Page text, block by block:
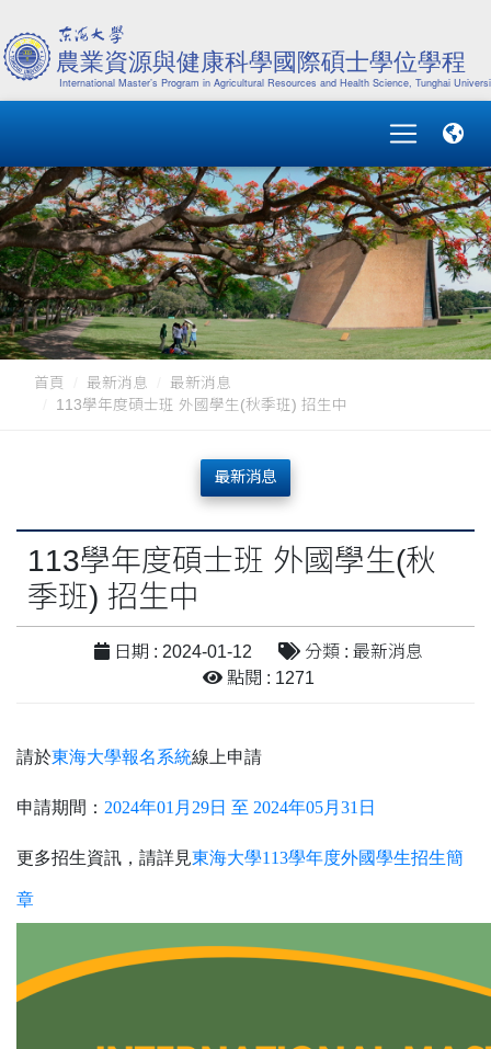
首頁 最新消息
最新消息
113學年度碩士班 外國學生(秋季班) 招生中
最新消息
113學年度碩士班 外國學生(秋
季班) 招生中
日期 : 2024-01-12
分類 : 最新消息
點閱 : 1271
請於東海大學報名系統線上申請
申請期間： 2024年01月29日 至 2024年05月31日
更多招生資訊，請詳見東海大學113學年度外國學生招生簡
章